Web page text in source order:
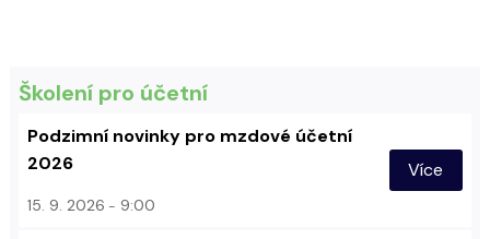
Školení pro účetní
Podzimní novinky pro mzdové účetní
2026
15. 9. 2026 9:00
Více